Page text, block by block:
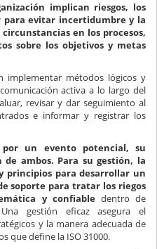
implican riesgos, los
para evitar incertidumbre y la
en los procesos,
sobre los objetivos y metas
implementar métodos lógicos y
activa a lo largo del
revisar y dar seguimiento al
e informar y registrar los
por un evento potencial, su
ambos. Para su gestión, la
principios para desarrollar un
soporte para tratar los riegos
y confiabledentro de
gestión eficaz asegura el
y la manera adecuada de
que define la ISO 31000.